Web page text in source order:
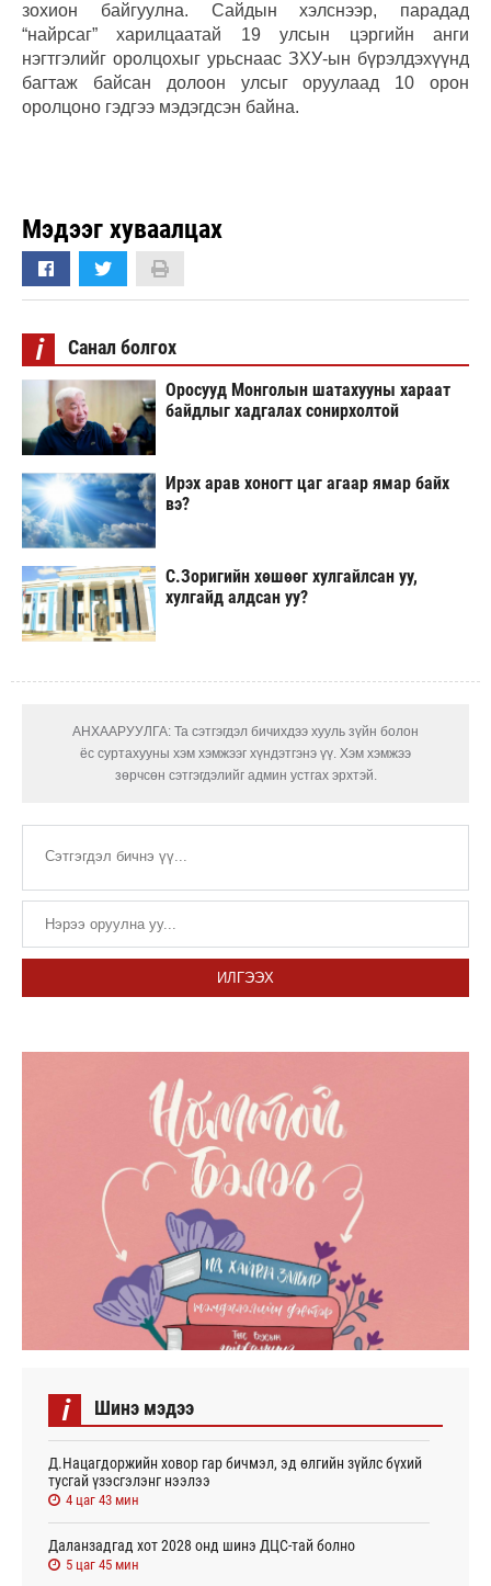
зохион байгуулна. Сайдын хэлснээр, парадад
“найрсаг” харилцаатай 19 улсын цэргийн анги
нэгтгэлийг оролцохыг урьснаас ЗХУ-ын бүрэлдэхүүнд
багтаж байсан долоон улсыг оруулаад 10 орон
оролцоно гэдгээ мэдэгдсэн байна.
Мэдээг хуваалцах
i Санал болгох
Оросууд Монголын шатахууны хараат
байдлыг хадгалах сонирхолтой
Ирэх арав хоногт цаг агаар ямар байх
вэ?
С.Зоригийн хөшөөг хулгайлсан уу,
хулгайд алдсан уу?
АНХААРУУЛГА: Та сэтгэгдэл бичихдээ хууль зүйн болон
ёс суртахууны хэм хэмжээг хүндэтгэнэ үү. Хэм хэмжээ
зөрчсөн сэтгэгдэлийг админ устгах эрхтэй.
ИЛГЭЭХ
i Шинэ мэдээ
Д.Нацагдоржийн ховор гар бичмэл, эд өлгийн зүйлс бүхий
тусгай үзэсгэлэнг нээлээ
4 цаг 43 мин
Даланзадгад хот 2028 онд шинэ ДЦС-тай болно
5 цаг 45 мин